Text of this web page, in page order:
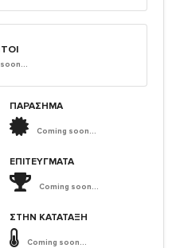
ΠΑΡΑΣΗΜΑ
Coming soon...
ΕΠΙΤΕΎΓΜΑΤΑ
Coming soon...
ΣΤΗΝ ΚΑΤΆΤΑΞΗ
Coming soon...